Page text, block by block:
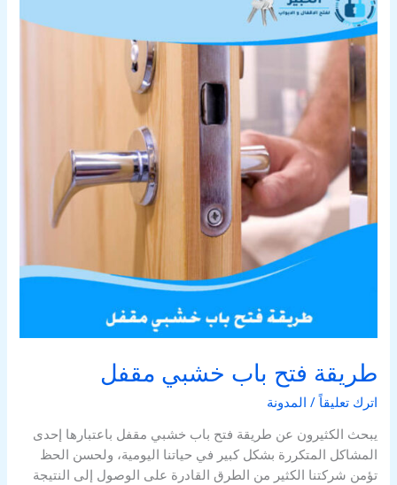
طريقة فتح باب خشبي مقفل
اترك تعليقاً / المدونة
يبحث الكثيرون عن طريقة فتح باب خشبي مقفل باعتبارها إحدى
المشاكل المتكررة بشكل كبير في حياتنا اليومية، ولحسن الحظ
تؤمن شركتنا الكثير من الطرق القادرة على الوصول إلى النتيجة
فتح
باب
خشبي
مقفل